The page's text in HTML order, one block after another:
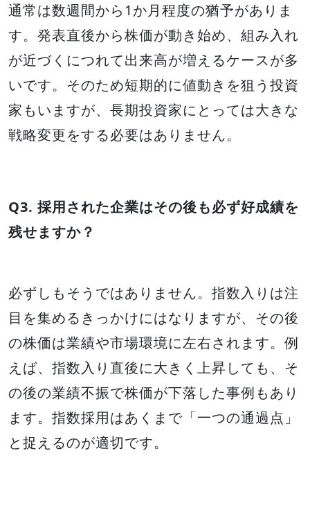
通常は数週間から1か月程度の猶予がありま
す。発表直後から株価が動き始め、組み入れ
が近づくにつれて出来高が増えるケースが多
いです。そのため短期的に値動きを狙う投資
家もいますが、長期投資家にとっては大きな
戦略変更をする必要はありません。
Q3. 採用された企業はその後も必ず好成績を
残せますか？
必ずしもそうではありません。指数入りは注
目を集めるきっかけにはなりますが、その後
の株価は業績や市場環境に左右されます。例
えば、指数入り直後に大きく上昇しても、そ
の後の業績不振で株価が下落した事例もあり
ます。指数採用はあくまで「一つの通過点」
と捉えるのが適切です。